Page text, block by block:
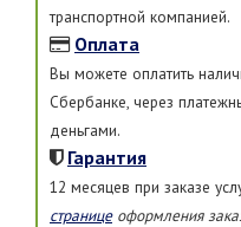
транспортной компанией.
Оплата
Вы можете оплатить
Сбербанке, через
деньгами.
Гарантия
12 месяцев при заказе
страницеоформления